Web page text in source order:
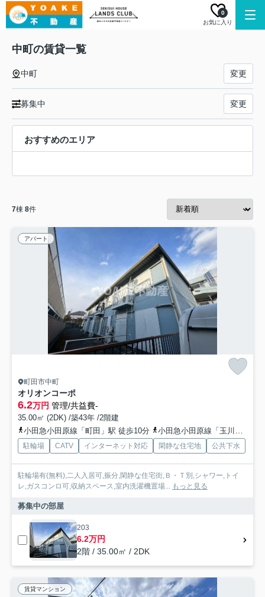
お気に入り
0
中町の賃貸一覧
中町 変更
募集中 変更
おすすめのエリア
7棟 8件
アパート
町田市中町
オリオンコーポ
6.2万円 管理/共益費-
35.00㎡ (2DK) /築43年 /2階建
小田急小田原線「町田」駅 徒歩10分
小田急小田原線「玉川学園前」駅 徒歩31分
駐輪場 CATV インターネット対応 閑静な住宅地 公共下水
駐輪場有(無料),二人入居可,振分,閑静な住宅街,Ｂ・Ｔ別,シャワー,トイ
レ,ガスコンロ可,収納スペース,室内洗濯機置場... もっと見る
募集中の部屋
203
6.2万円
2階 / 35.00㎡ / 2DK
賃貸マンション